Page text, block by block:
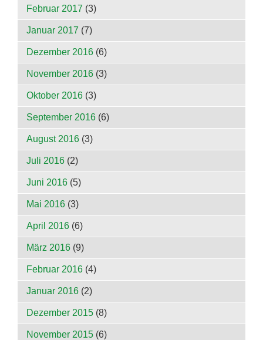
Februar 2017 (3)
Januar 2017 (7)
Dezember 2016 (6)
November 2016 (3)
Oktober 2016 (3)
September 2016 (6)
August 2016 (3)
Juli 2016 (2)
Juni 2016 (5)
Mai 2016 (3)
April 2016 (6)
März 2016 (9)
Februar 2016 (4)
Januar 2016 (2)
Dezember 2015 (8)
November 2015 (6)